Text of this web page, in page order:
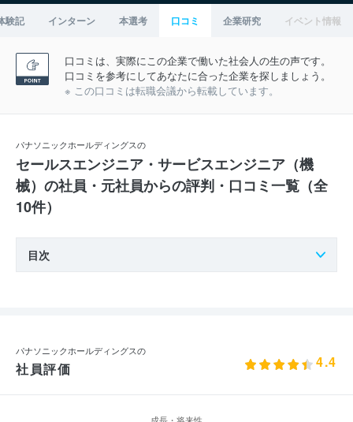
験記 インターン 本選考 口コミ 企業研究 イベント情報
口コミは、実際にこの企業で働いた社会人の生の声です。
口コミを参考にしてあなたに合った企業を探しましょう。
※ この口コミは転職会議から転載しています。
パナソニックホールディングスの
セールスエンジニア・サービスエンジニア（機
械）の社員・元社員からの評判・口コミ一覧（全
10件）
目次
パナソニックホールディングスの
社員評価 4.4
成長・将来性